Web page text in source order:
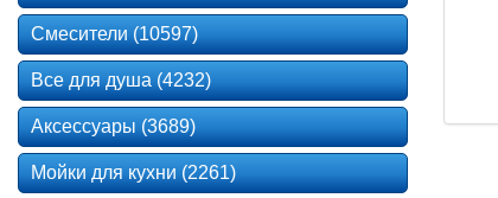
Смесители (10597)
Все для душа (4232)
Аксессуары (3689)
Мойки для кухни (2261)